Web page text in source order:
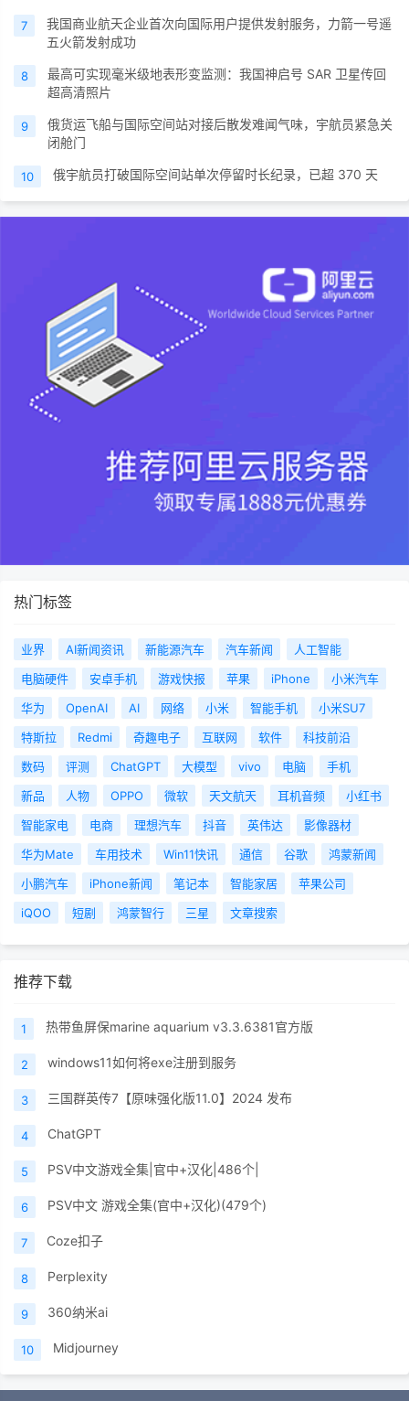
7
我国商业航天企业首次向国际用户提供发射服务，力箭一号遥
五火箭发射成功
8
最高可实现毫米级地表形变监测：我国神启号 SAR 卫星传回
超高清照片
9
俄货运飞船与国际空间站对接后散发难闻气味，宇航员紧急关
闭舱门
10 俄宇航员打破国际空间站单次停留时长纪录，已超 370 天
热门标签
业界 AI新闻资讯 新能源汽车 汽车新闻
人工智能
电脑硬件
安卓手机 游戏快报 苹果 iPhone
小米汽车
华为
OpenAI AI 网络 小米 智能手机
小米SU7
特斯拉
Redmi 奇趣电子 互联网 软件
科技前沿
数码
评测 ChatGPT 大模型 vivo 电脑
手机
新品
人物 OPPO 微软 天文航天 耳机音频
小红书
智能家电
电商 理想汽车 抖音 英伟达
影像器材
华为Mate
车用技术 Win11快讯 通信 谷歌
鸿蒙新闻
小鹏汽车
iPhone新闻 笔记本 智能家居
苹果公司
iQOO
短剧 鸿蒙智行 三星 文章搜索
推荐下载
1 热带鱼屏保marine aquarium v3.3.6381官方版
2 windows11如何将exe注册到服务
3 三国群英传7【原味强化版11.0】2024 发布
4 ChatGPT
5 PSV中文游戏全集|官中+汉化|486个|
6 PSV中文 游戏全集(官中+汉化)(479个)
7 Coze扣子
8 Perplexity
9 360纳米ai
10 Midjourney